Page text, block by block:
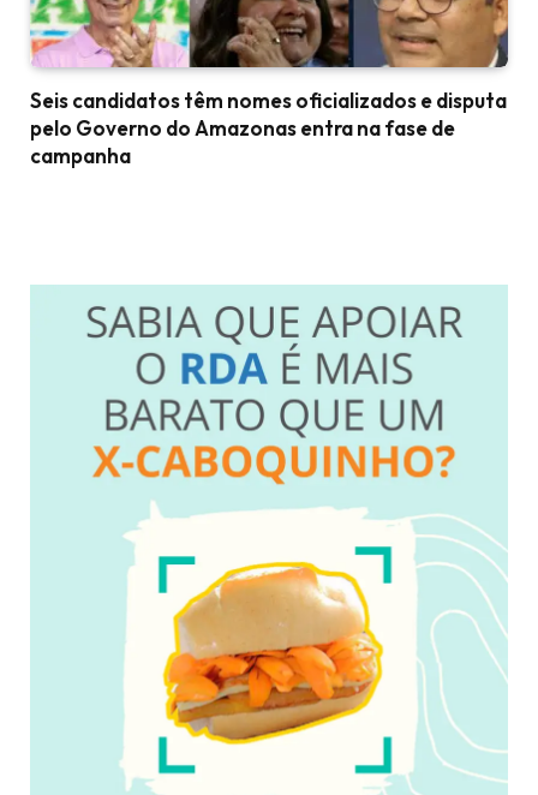
Seis candidatos têm nomes oficializados e disputa
pelo Governo do Amazonas entra na fase de
campanha